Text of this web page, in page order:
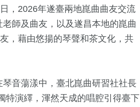
，2026年遂臺兩地崑曲曲友交流
師及曲友，以及遂昌本地的崑曲
，藉由悠揚的琴聲和茶文化，共
音蕩漾中，臺北崑曲研習社社長
特演繹，渾然天成的唱腔引得臺下